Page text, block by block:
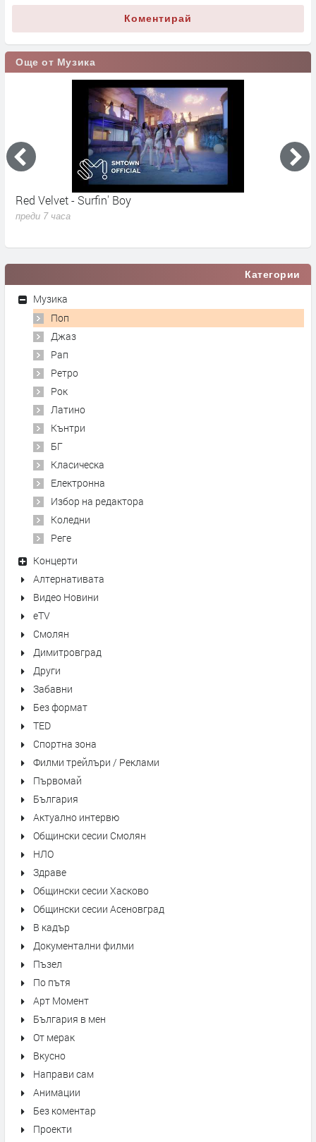
Коментирай
Още от Музика
Red Velvet - Surfin' Boy
преди 7 часа
Категории
Музика
Поп
Джаз
Рап
Ретро
Рок
Латино
Кънтри
БГ
Класическа
Електронна
Избор на редактора
Коледни
Реге
Концерти
Алтернативата
Видео Новини
eTV
Смолян
Димитровград
Други
Забавни
Без формат
TED
Спортна зона
Филми трейлъри / Реклами
Първомай
България
Актуално интервю
Общински сесии Смолян
НЛО
Здраве
Общински сесии Хасково
Общински сесии Асеновград
В кадър
Документални филми
Пъзел
По пътя
Арт Момент
България в мен
От мерак
Вкусно
Направи сам
Анимации
Без коментар
Проекти